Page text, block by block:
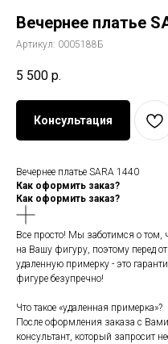
Вечернее платье
Артикул: 0005188Б
5 500 р.
Консультация
Вечернее платье SARA 1440
Как оформить заказ?
Как оформить заказ?
Все просто! Мы заботимся о том,
на Вашу фигуру, поэтому перед
удаленную примерку - это
фигуре безупречно!
Что такое «удаленная примерка»?
После оформления заказа с
консультант, который запросит